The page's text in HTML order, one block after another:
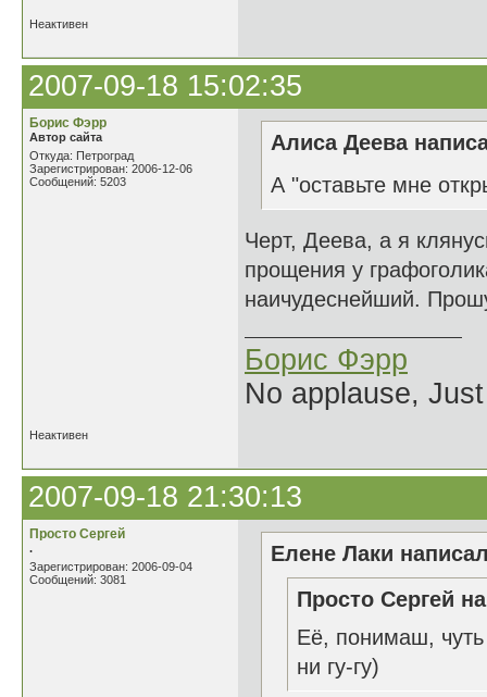
Неактивен
2007-09-18 15:02:35
Борис Фэрр
Автор сайта
Откуда: Петроград
Зарегистрирован: 2006-12-06
Сообщений: 5203
Алиса Деева
А "оставьте мне
Черт, Деева, а я
прощения у
наичудеснейший.
Борис Фэрр
No applause,
Неактивен
2007-09-18 21:30:13
Просто Сергей
.
Зарегистрирован: 2006-09-04
Сообщений: 3081
Елене Лаки
Просто Сергей
Её, понимаш,
ни гу-гу)